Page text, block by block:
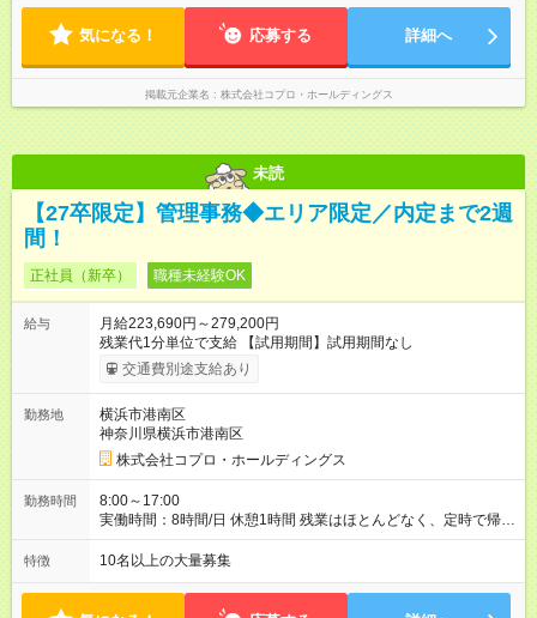
方を大切にしています。
気になる！ 応募する 詳細へ
掲載元企業名 株式会社コプロ・ホールディングス
未読
【27卒限定】管理事務◆エリア限定／内定まで2週
間！
正社員（新卒） 職種未経験OK
給与
月給223,690円～279,200円
残業代1分単位で支給 【試用期間】試用期間なし
交通費別途支給あり
勤務地
横浜市港南区
神奈川県横浜市港南区
株式会社コプロ・ホールディングス
勤務時間
8:00～17:00
実働時間：8時間/日 休憩1時間 残業はほとんどなく、定時で帰れ
る日が多い働き方です。 毎日の業務は進捗管理や事務が中心な
ので、 「今日やるべき仕事」が終われば、自然と区切りをつけ
方を大切にしています。
特徴 10名以上の大量募集